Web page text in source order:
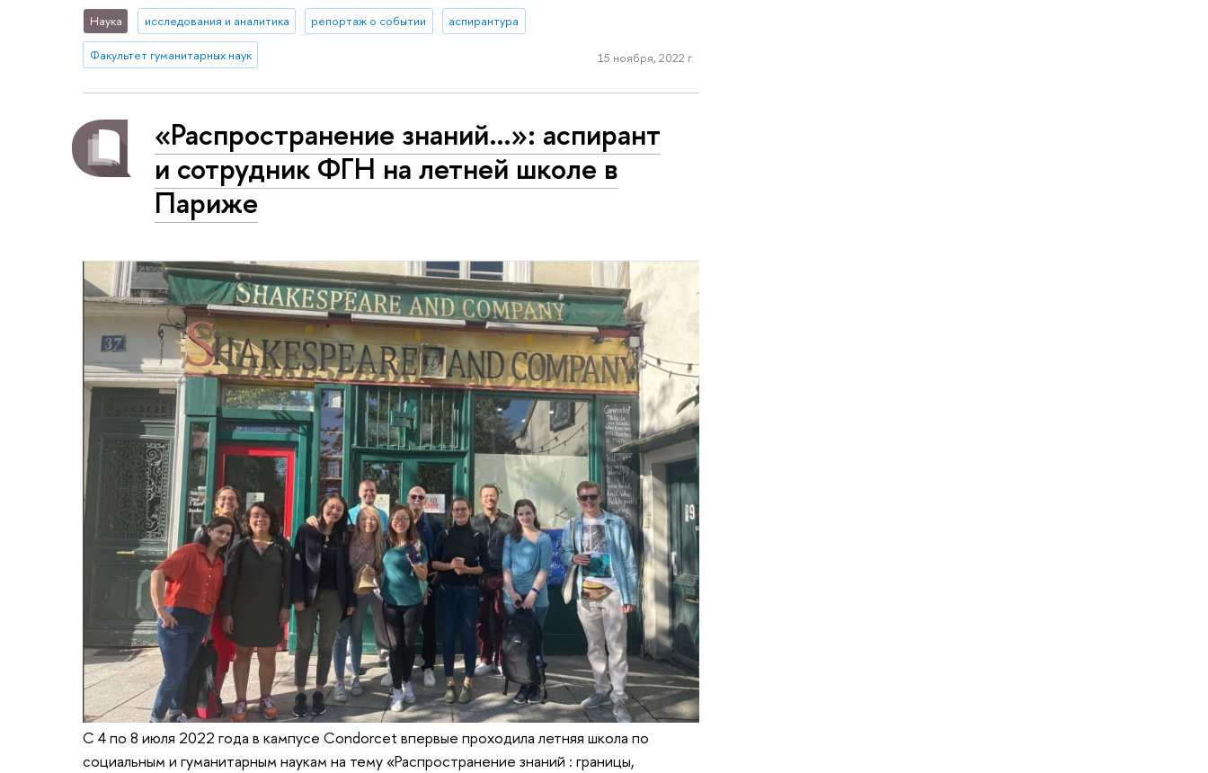
Наука исследования и аналитика репортаж о событии аспирантура
Факультет гуманитарных наук 15 ноября, 2022 г.
«Распространение знаний…»: аспирант
и сотрудник ФГН на летней школе в
Париже
С 4 по 8 июля 2022 года в кампусе Condorcet впервые проходила летняя школа по
социальным и гуманитарным наукам на тему «Распространение знаний : границы,